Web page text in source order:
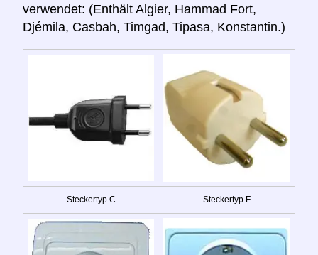
verwendet: (Enthält Algier, Hammad Fort,
Djémila, Casbah, Timgad, Tipasa, Konstantin.)
Steckertyp C Steckertyp F